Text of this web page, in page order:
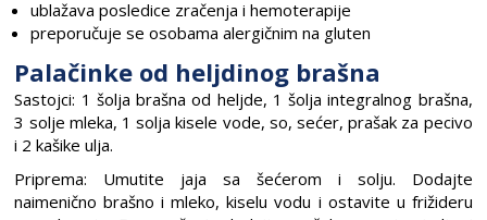
ublažava posledice zračenja i hemoterapije
preporučuje se osobama alergičnim na gluten
Palačinke od heljdinog brašna
Sastojci: 1 šolja brašna od heljde, 1 šolja integralnog brašna,
3 solje mleka, 1 solja kisele vode, so, sećer, prašak za pecivo
i 2 kašike ulja.
Priprema: Umutite jaja sa šećerom i solju. Dodajte
naimenično brašno i mleko, kiselu vodu i ostavite u frižideru